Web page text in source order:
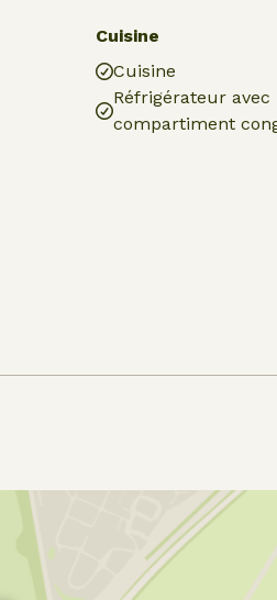
Cuisine
Cuisine
Réfrigérateur avec
compartiment